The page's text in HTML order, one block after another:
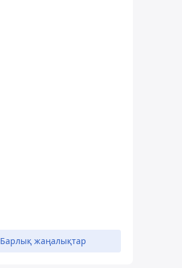
Барлық жаңалықтар